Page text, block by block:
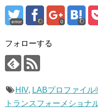
error 0
フォローする
HIV, LABプロファイル
トランスフォーメショナ